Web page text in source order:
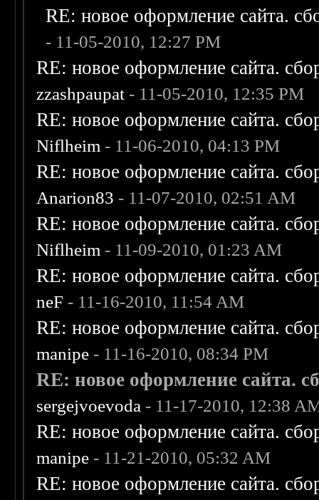
RE: новое оформление сайта.
- 11-05-2010, 12:27 PM
RE: новое оформление сайта.
zzashpaupat - 11-05-2010, 12:35 PM
RE: новое оформление сайта.
Niflheim - 11-06-2010, 04:13 PM
RE: новое оформление сайта.
Anarion83 - 11-07-2010, 02:51 AM
RE: новое оформление сайта.
Niflheim - 11-09-2010, 01:23 AM
RE: новое оформление сайта.
neF - 11-16-2010, 11:54 AM
RE: новое оформление сайта.
manipe - 11-16-2010, 08:34 PM
RE: новое оформление сайта.
sergejvoevoda - 11-17-2010, 12:38
RE: новое оформление сайта.
manipe - 11-21-2010, 05:32 AM
RE: новое оформление сайта.